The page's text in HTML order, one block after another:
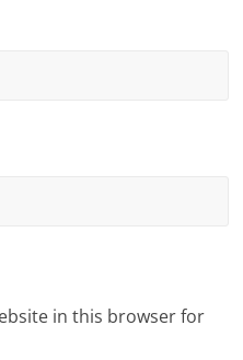
in this browser for